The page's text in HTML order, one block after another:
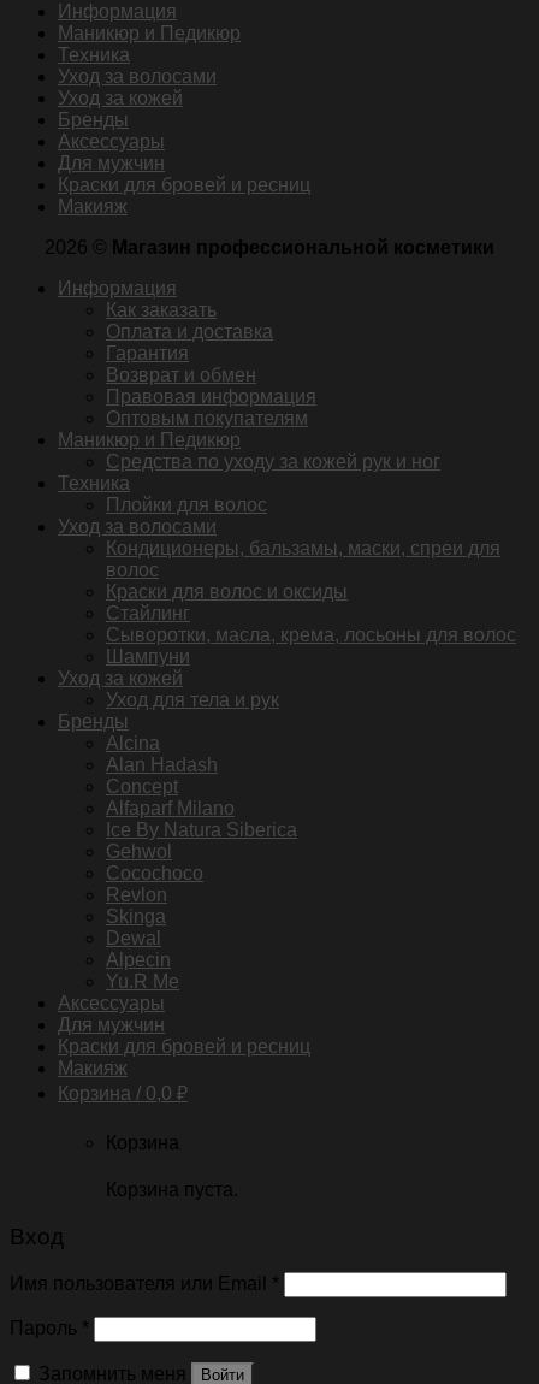
Информация
Маникюр и Педикюр
Техника
Уход за волосами
Уход за кожей
Бренды
Аксессуары
Для мужчин
Краски для бровей и ресниц
Макияж
2026 ©
Магазин профессиональной косметики
Информация
Как заказать
Оплата и доставка
Гарантия
Возврат и обмен
Правовая информация
Оптовым покупателям
Маникюр и Педикюр
Средства по уходу за кожей рук и ног
Техника
Плойки для волос
Уход за волосами
Кондиционеры, бальзамы, маски, спреи для
волос
Краски для волос и оксиды
Стайлинг
Сыворотки, масла, крема, лосьоны для волос
Шампуни
Уход за кожей
Уход для тела и рук
Бренды
Alcina
Alan Hadash
Concept
Alfaparf Milano
Ice By Natura Siberica
Gehwol
Cocochoco
Revlon
Skinga
Dewal
Alpecin
Yu.R Me
Аксессуары
Для мужчин
Краски для бровей и ресниц
Макияж
Корзина / 0,0 ₽
Корзина
Корзина пуста.
Вход
Имя пользователя или Email *
Пароль *
Запомнить меня Войти